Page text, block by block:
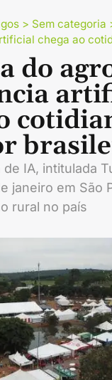
> Sem categoria
chega ao
do
IA, intitulada
janeiro em São
rural no país